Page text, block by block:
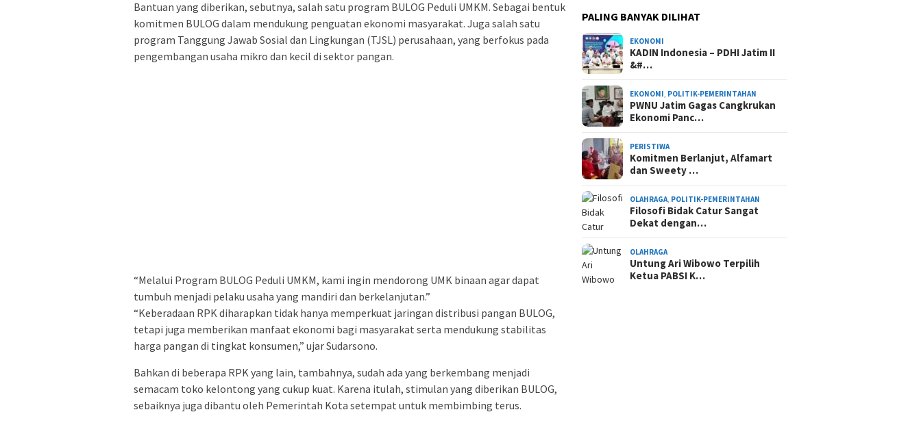
Bantuan yang diberikan, sebutnya, salah satu program BULOG Peduli UMKM. Sebagai bentuk
komitmen BULOG dalam mendukung penguatan ekonomi masyarakat. Juga salah satu
program Tanggung Jawab Sosial dan Lingkungan (TJSL) perusahaan, yang berfokus pada
pengembangan usaha mikro dan kecil di sektor pangan.
“Melalui Program BULOG Peduli UMKM, kami ingin mendorong UMK binaan agar dapat
tumbuh menjadi pelaku usaha yang mandiri dan berkelanjutan.”
“Keberadaan RPK diharapkan tidak hanya memperkuat jaringan distribusi pangan BULOG,
tetapi juga memberikan manfaat ekonomi bagi masyarakat serta mendukung stabilitas
harga pangan di tingkat konsumen,” ujar Sudarsono.
Bahkan di beberapa RPK yang lain, tambahnya, sudah ada yang berkembang menjadi
semacam toko kelontong yang cukup kuat. Karena itulah, stimulan yang diberikan BULOG,
sebaiknya juga dibantu oleh Pemerintah Kota setempat untuk membimbing terus.
PALING BANYAK DILIHAT
EKONOMI
KADIN Indonesia – PDHI Jatim II
&#…
EKONOMI, POLITIK-PEMERINTAHAN
PWNU Jatim Gagas Cangkrukan
Ekonomi Panc…
PERISTIWA
Komitmen Berlanjut, Alfamart
dan Sweety …
OLAHRAGA, POLITIK-PEMERINTAHAN
Filosofi Bidak Catur Sangat
Dekat dengan…
OLAHRAGA
Untung Ari Wibowo Terpilih
Ketua PABSI K…